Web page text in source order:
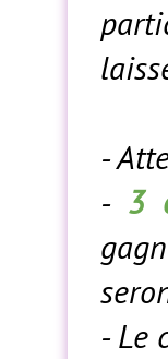
-
- 3
- Le